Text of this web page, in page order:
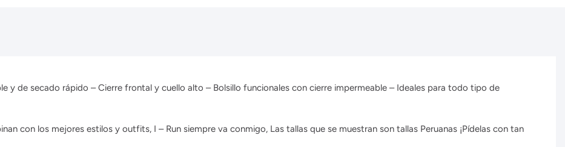
y de secado rápido – Cierre frontal y cuello alto – Bolsillo funcionales con cierre impermeable – Ideales para todo tipo de
con los mejores estilos y outfits, I – Run siempre va conmigo, Las tallas que se muestran son tallas Peruanas ¡Pídelas con tan